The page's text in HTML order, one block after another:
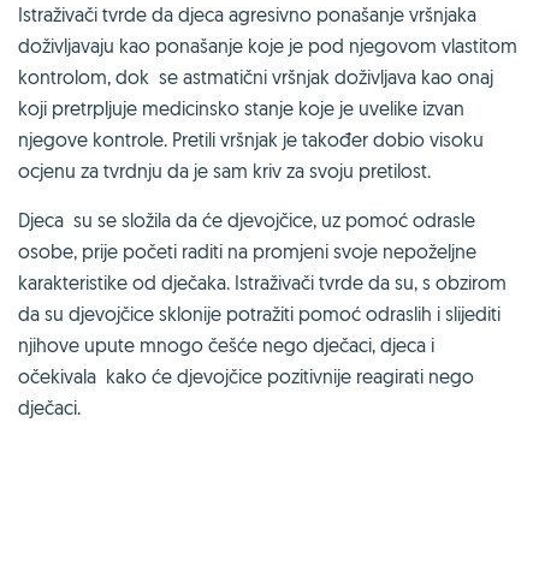
Istraživači tvrde da djeca agresivno ponašanje vršnjaka
doživljavaju kao ponašanje koje je pod njegovom vlastitom
kontrolom, dok se astmatični vršnjak doživljava kao onaj
koji pretrpljuje medicinsko stanje koje je uvelike izvan
njegove kontrole. Pretili vršnjak je također dobio visoku
ocjenu za tvrdnju da je sam kriv za svoju pretilost.
Djeca su se složila da će djevojčice, uz pomoć odrasle
osobe, prije početi raditi na promjeni svoje nepoželjne
karakteristike od dječaka. Istraživači tvrde da su, s obzirom
da su djevojčice sklonije potražiti pomoć odraslih i slijediti
njihove upute mnogo češće nego dječaci, djeca i
očekivala kako će djevojčice pozitivnije reagirati nego
dječaci.